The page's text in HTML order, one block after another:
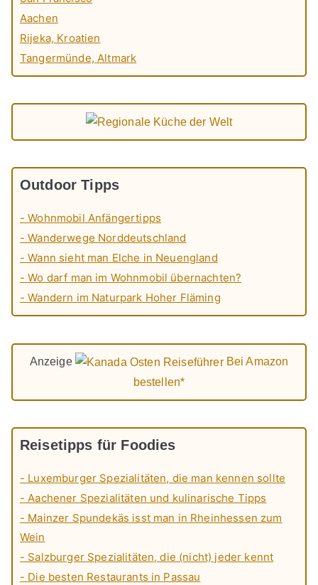
Aachen
Rijeka, Kroatien
Tangermünde, Altmark
Outdoor Tipps
- Wohnmobil Anfängertipps
- Wanderwege Norddeutschland
- Wann sieht man Elche in Neuengland
- Wo darf man im Wohnmobil übernachten?
- Wandern im Naturpark Hoher Fläming
Anzeige
Bei Amazon
bestellen*
Reisetipps für Foodies
- Luxemburger Spezialitäten, die man kennen sollte
- Aachener Spezialitäten und kulinarische Tipps
- Mainzer Spundekäs isst man in Rheinhessen zum
Wein
- Salzburger Spezialitäten, die (nicht) jeder kennt
- Die besten Restaurants in Passau